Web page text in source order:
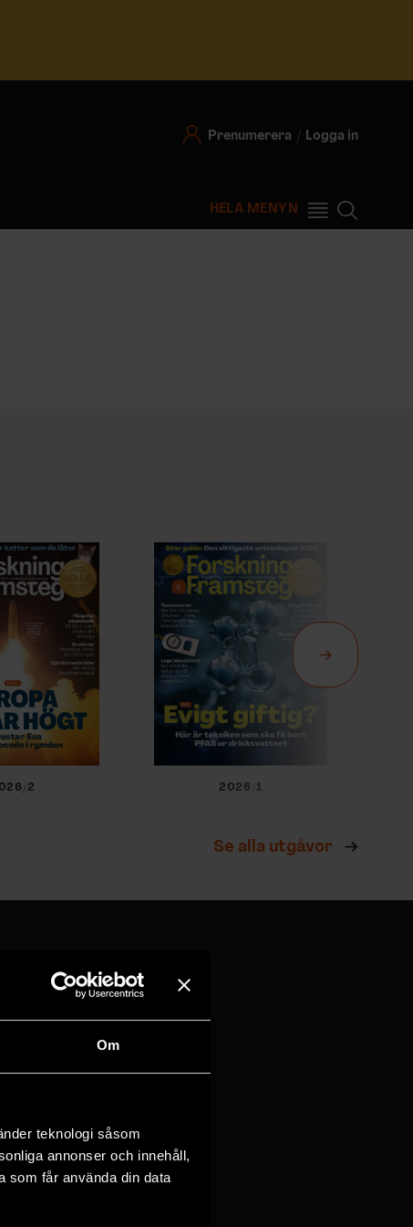
Om
teknologi såsom
annonser och innehåll,
som får använda din data
Prenumerera Logga in
HELA MENYN
2 2026/1
Se alla utgåvor
behandlardina